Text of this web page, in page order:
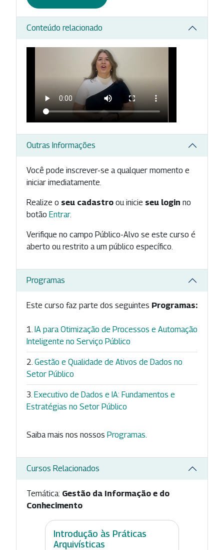
Conteúdo relacionado
Outras Informações
Você pode inscrever-se a qualquer momento e
iniciar imediatamente.
Realize o seu cadastro ou inicie seu login no
botão Entrar.
Verifique no campo Público-Alvo se este curso é
aberto ou restrito a um público específico.
Programas
Este curso faz parte dos seguintes Programas:
IA para Otimização de Processos e Automação
Inteligente no Serviço Público
Gestão e Qualidade de Ativos de Dados no
Setor Público
Executivo de Dados e IA: Fundamentos e
Estratégias no Setor Público
Saiba mais nos nossos Programas
Cursos Relacionados
Temática: Gestão da Informação e do
Conhecimento
Introdução às Práticas
Arquivísticas